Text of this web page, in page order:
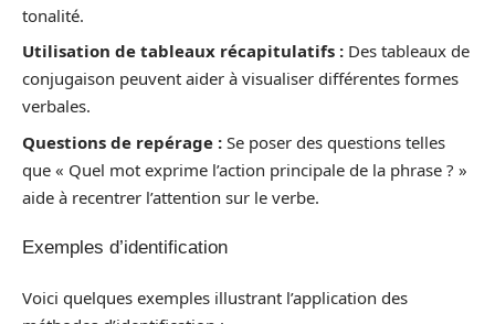
tonalité.
Utilisation de tableaux récapitulatifs : Des tableaux de
conjugaison peuvent aider à visualiser différentes formes
verbales.
Questions de repérage : Se poser des questions telles
que « Quel mot exprime l’action principale de la phrase ? »
aide à recentrer l’attention sur le verbe.
Exemples d’identification
Voici quelques exemples illustrant l’application des